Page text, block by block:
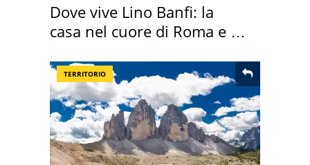
Dove vive Lino Banfi: la
casa nel cuore di Roma e i
TERRITORIO